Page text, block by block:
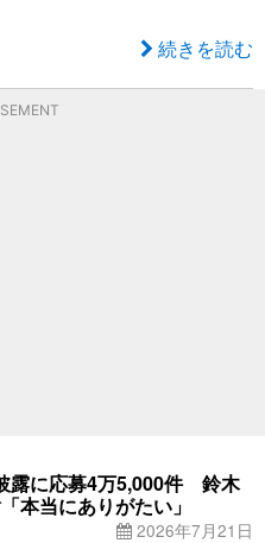
続きを読む
露に応募4万5,000件 鈴木
本当にありがたい」
2026年7月21日